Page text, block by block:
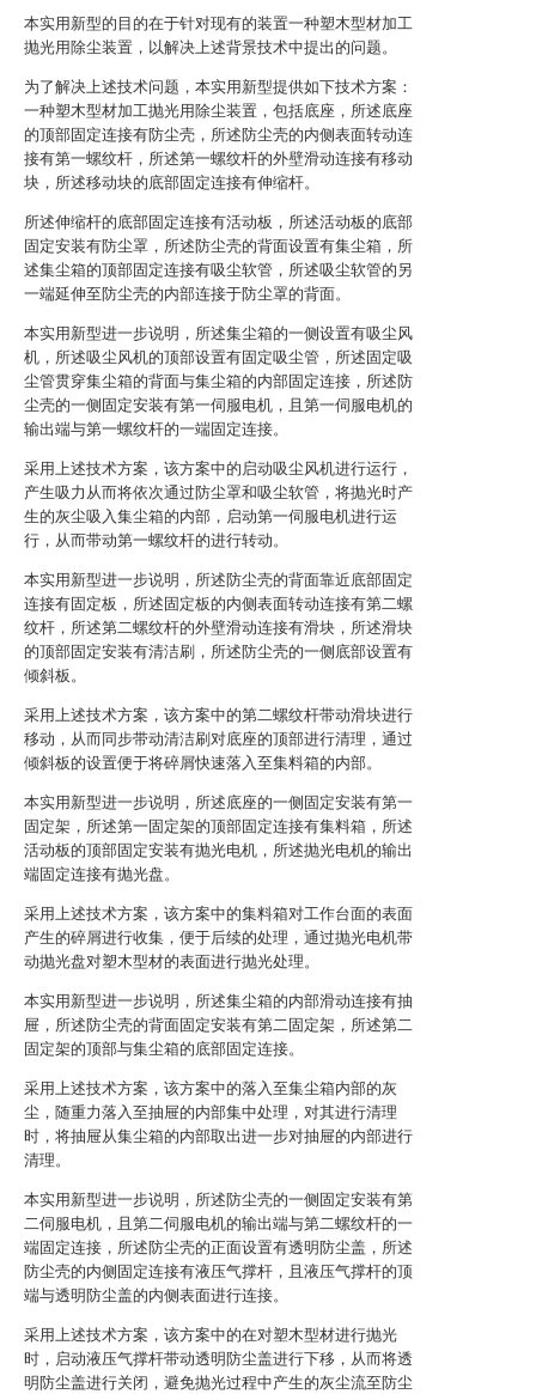
本实用新型的目的在于针对现有的装置一种塑木型材加工
抛光用除尘装置，以解决上述背景技术中提出的问题。
为了解决上述技术问题，本实用新型提供如下技术方案：
一种塑木型材加工抛光用除尘装置，包括底座，所述底座
的顶部固定连接有防尘壳，所述防尘壳的内侧表面转动连
接有第一螺纹杆，所述第一螺纹杆的外壁滑动连接有移动
块，所述移动块的底部固定连接有伸缩杆。
所述伸缩杆的底部固定连接有活动板，所述活动板的底部
固定安装有防尘罩，所述防尘壳的背面设置有集尘箱，所
述集尘箱的顶部固定连接有吸尘软管，所述吸尘软管的另
一端延伸至防尘壳的内部连接于防尘罩的背面。
本实用新型进一步说明，所述集尘箱的一侧设置有吸尘风
机，所述吸尘风机的顶部设置有固定吸尘管，所述固定吸
尘管贯穿集尘箱的背面与集尘箱的内部固定连接，所述防
尘壳的一侧固定安装有第一伺服电机，且第一伺服电机的
输出端与第一螺纹杆的一端固定连接。
采用上述技术方案，该方案中的启动吸尘风机进行运行，
产生吸力从而将依次通过防尘罩和吸尘软管，将抛光时产
生的灰尘吸入集尘箱的内部，启动第一伺服电机进行运
行，从而带动第一螺纹杆的进行转动。
本实用新型进一步说明，所述防尘壳的背面靠近底部固定
连接有固定板，所述固定板的内侧表面转动连接有第二螺
纹杆，所述第二螺纹杆的外壁滑动连接有滑块，所述滑块
的顶部固定安装有清洁刷，所述防尘壳的一侧底部设置有
倾斜板。
采用上述技术方案，该方案中的第二螺纹杆带动滑块进行
移动，从而同步带动清洁刷对底座的顶部进行清理，通过
倾斜板的设置便于将碎屑快速落入至集料箱的内部。
本实用新型进一步说明，所述底座的一侧固定安装有第一
固定架，所述第一固定架的顶部固定连接有集料箱，所述
活动板的顶部固定安装有抛光电机，所述抛光电机的输出
端固定连接有抛光盘。
采用上述技术方案，该方案中的集料箱对工作台面的表面
产生的碎屑进行收集，便于后续的处理，通过抛光电机带
动抛光盘对塑木型材的表面进行抛光处理。
本实用新型进一步说明，所述集尘箱的内部滑动连接有抽
屉，所述防尘壳的背面固定安装有第二固定架，所述第二
固定架的顶部与集尘箱的底部固定连接。
采用上述技术方案，该方案中的落入至集尘箱内部的灰
尘，随重力落入至抽屉的内部集中处理，对其进行清理
时，将抽屉从集尘箱的内部取出进一步对抽屉的内部进行
清理。
本实用新型进一步说明，所述防尘壳的一侧固定安装有第
二伺服电机，且第二伺服电机的输出端与第二螺纹杆的一
端固定连接，所述防尘壳的正面设置有透明防尘盖，所述
防尘壳的内侧固定连接有液压气撑杆，且液压气撑杆的顶
端与透明防尘盖的内侧表面进行连接。
采用上述技术方案，该方案中的在对塑木型材进行抛光
时，启动液压气撑杆带动透明防尘盖进行下移，从而将透
明防尘盖进行关闭，避免抛光过程中产生的灰尘流至防尘